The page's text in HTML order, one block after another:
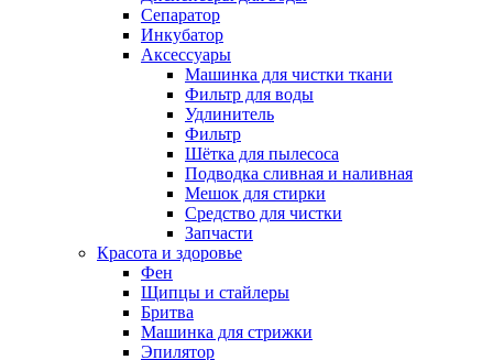
Сепаратор
Инкубатор
Аксессуары
Машинка для чистки ткани
Фильтр для воды
Удлинитель
Фильтр
Шётка для пылесоса
Подводка сливная и наливная
Мешок для стирки
Средство для чистки
Запчасти
Красота и здоровье
Фен
Щипцы и стайлеры
Бритва
Машинка для стрижки
Эпилятор